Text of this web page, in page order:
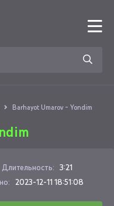
Barhayot Umarov - Yondim
Длительность: 3:21
2023-12-11 18:51:08